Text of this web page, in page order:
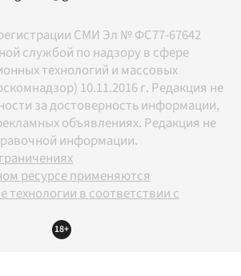
СМИ Эл № ФС77-67642
службой по надзору в сфере
технологий и массовых
10.11.2016 г. Редакция не
за достоверность информации,
объявлениях. Редакция не
информации.
ресурсе применяются
технологии в соответствии с
18+